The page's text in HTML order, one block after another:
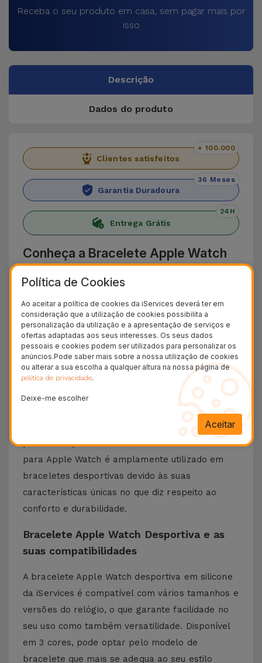
Receba o seu produto em casa, sem pagar mais por
isso
Descrição
Dados do produto
Clientes satisfeitos
+ 100.000
Garantia Duradoura
36 Meses
Entrega Grátis
24H
Conheça a Bracelete Apple Watch
Desportiva
Desportiva da iServices que adiciona conforto e
resistência aos seus dias. Fabricada a partir de
silicone leve e flexível,adapta-se a qualquer tipo
de pulso, podendo ser usada por longos
períodos de tempo.
O design perfurado desta bracelete desportiva
para Apple Watch assegura que a pele respire,
reduzindo ao mesmo tempo o suor durante a
prática desportiva. O material desta Bracelete
para Apple Watch é amplamente utilizado em
braceletes desportivas devido às suas
características únicas no que diz respeito ao
conforto e durabilidade.
Bracelete Apple Watch Desportiva e as
suas compatibilidades
A bracelete Apple Watch desportiva em silicone
da iServices é compatível com vários tamanhos e
versões do relógio, o que garante facilidade no
seu uso como também versatilidade. Disponível
em 3 cores, pode optar pelo modelo de
bracelete que mais se adequa ao seu estilo
Política de Cookies
Ao aceitar a política de cookies da iServices deverá ter em
consideração que a utilização de cookies possibilita a
personalização da utilização e a apresentação de serviços e
ofertas adaptadas aos seus interesses. Os seus dados
pessoais e cookies podem ser utilizados para personalizar os
anúncios.Pode saber mais sobre a nossa utilização de cookies
ou alterar a sua escolha a qualquer altura na nossa página de
política de privacidade.
Deixe-me escolher
Aceitar